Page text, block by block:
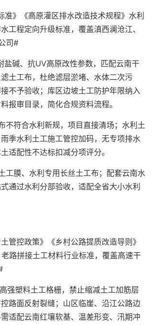
》《高原灌区排水改造技术规程》水利
工程定向升级标准，覆盖滇西澜沧江、
司#
盐碱、抗UV高原改性参数，匹配云南干
土工布，杜绝滤层淤堵、水体二次污
不予验收；库区边坡土工防护年限纳入
报审目录，简化合规资料流程。
不符合水利新规，项目直接清场；水利土
季水利土工施工管控加码，无专项排水
适配性不达标扣减分项评分。
工膜、水利专用长丝土工布；配套云南水
通过水利分部验收，适配全省大小水利
管控政策》《乡村公路提质改造导则》
路拼接土工材料行业标准，覆盖高速干
强塑料土工格栅，禁止缩减土工加筋层
路面反射裂缝；山区临崖、沿江公路边
适配云南红壤软基、温差形变、汛期冲